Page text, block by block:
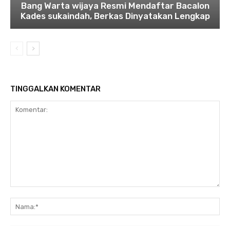
Bang Warta wijaya Resmi Mendaftar Bacalon
Kades sukaindah, Berkas Dinyatakan Lengkap
TINGGALKAN KOMENTAR